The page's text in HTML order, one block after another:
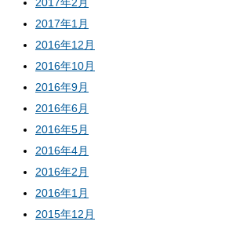
2017年1月
2016年12月
2016年10月
2016年9月
2016年6月
2016年5月
2016年4月
2016年2月
2016年1月
2015年12月